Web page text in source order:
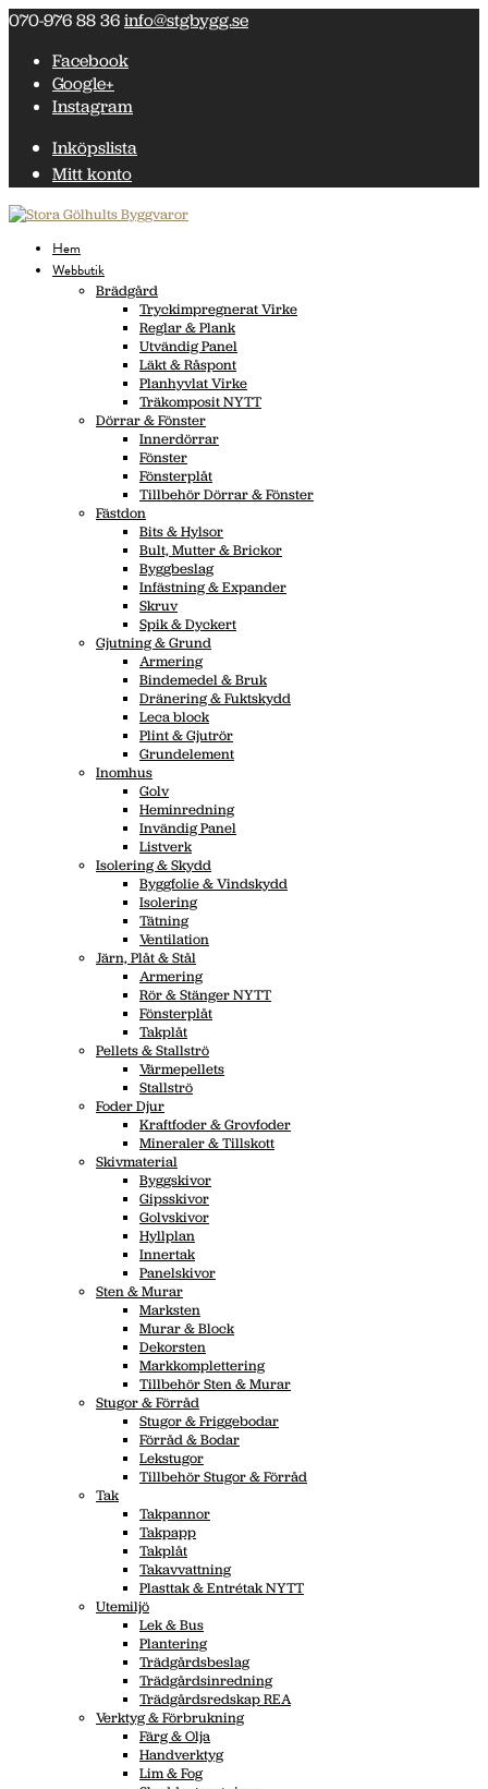
070-976 88 36info@stgbygg.se
Facebook
Google+
Instagram
Inköpslista
Mitt konto
Hem
Webbutik
Brädgård
Tryckimpregnerat Virke
Reglar & Plank
Utvändig Panel
Läkt & Råspont
Planhyvlat Virke
Träkomposit NYTT
Dörrar & Fönster
Innerdörrar
Fönster
Fönsterplåt
Tillbehör Dörrar & Fönster
Fästdon
Bits & Hylsor
Bult, Mutter & Brickor
Byggbeslag
Infästning & Expander
Skruv
Spik & Dyckert
Gjutning & Grund
Armering
Bindemedel & Bruk
Dränering & Fuktskydd
Leca block
Plint & Gjutrör
Grundelement
Inomhus
Golv
Heminredning
Invändig Panel
Listverk
Isolering & Skydd
Byggfolie & Vindskydd
Isolering
Tätning
Ventilation
Järn, Plåt & Stål
Armering
Rör & Stänger NYTT
Fönsterplåt
Takplåt
Pellets & Stallströ
Värmepellets
Stallströ
Foder Djur
Kraftfoder & Grovfoder
Mineraler & Tillskott
Skivmaterial
Byggskivor
Gipsskivor
Golvskivor
Hyllplan
Innertak
Panelskivor
Sten & Murar
Marksten
Murar & Block
Dekorsten
Markkomplettering
Tillbehör Sten & Murar
Stugor & Förråd
Stugor & Friggebodar
Förråd & Bodar
Lekstugor
Tillbehör Stugor & Förråd
Tak
Takpannor
Takpapp
Takplåt
Takavvattning
Plasttak & Entrétak NYTT
Utemiljö
Lek & Bus
Plantering
Trädgårdsbeslag
Trädgårdsinredning
Trädgårdsredskap REA
Verktyg & Förbrukning
Färg & Olja
Handverktyg
Lim & Fog